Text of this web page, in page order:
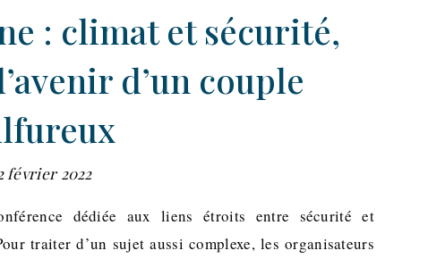
: climat et sécurité,
d’un couple
février 2022
dédiée aux liens étroits entre sécurité et
traiter d’un sujet aussi complexe, les organisateurs